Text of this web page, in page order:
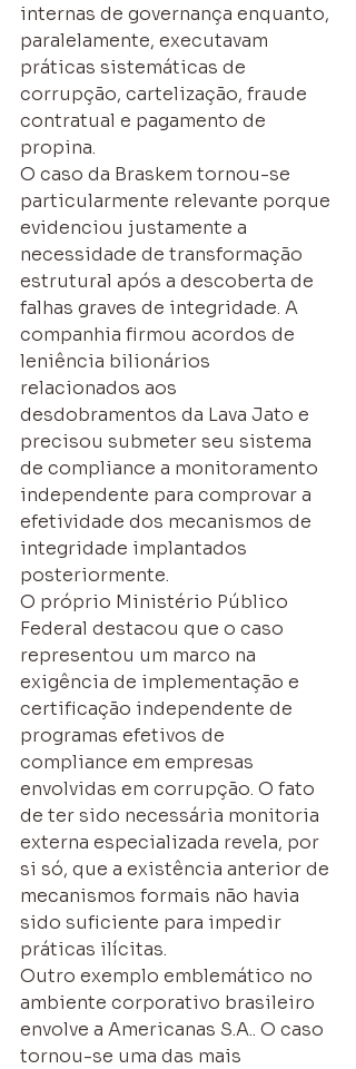
internas de governança enquanto,
paralelamente, executavam
práticas sistemáticas de
corrupção, cartelização, fraude
contratual e pagamento de
propina.
O caso da Braskem tornou-se
particularmente relevante porque
evidenciou justamente a
necessidade de transformação
estrutural após a descoberta de
falhas graves de integridade. A
companhia firmou acordos de
leniência bilionários
relacionados aos
desdobramentos da Lava Jato e
precisou submeter seu sistema
de compliance a monitoramento
independente para comprovar a
efetividade dos mecanismos de
integridade implantados
posteriormente.
O próprio Ministério Público
Federal destacou que o caso
representou um marco na
exigência de implementação e
certificação independente de
programas efetivos de
compliance em empresas
envolvidas em corrupção. O fato
de ter sido necessária monitoria
externa especializada revela, por
si só, que a existência anterior de
mecanismos formais não havia
sido suficiente para impedir
práticas ilícitas.
Outro exemplo emblemático no
ambiente corporativo brasileiro
envolve a Americanas S.A.. O caso
tornou-se uma das mais